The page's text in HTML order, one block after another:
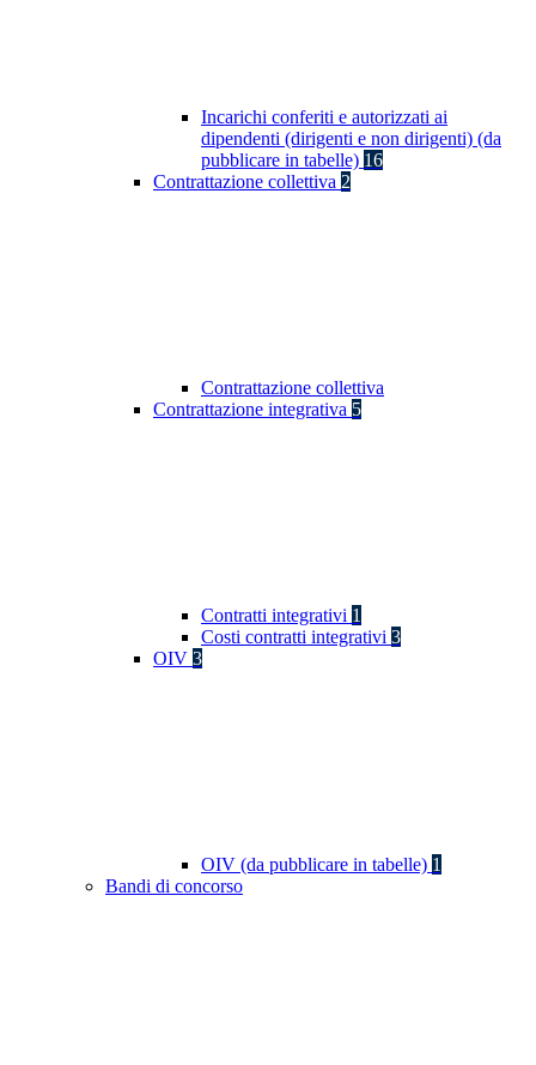
Incarichi conferiti e autorizzati ai
dipendenti (dirigenti e non dirigenti) (da
pubblicare in tabelle) 16
Contrattazione collettiva 2
Contrattazione collettiva
Contrattazione integrativa 5
Contratti integrativi 1
Costi contratti integrativi 3
OIV 3
OIV (da pubblicare in tabelle) 1
Bandi di concorso